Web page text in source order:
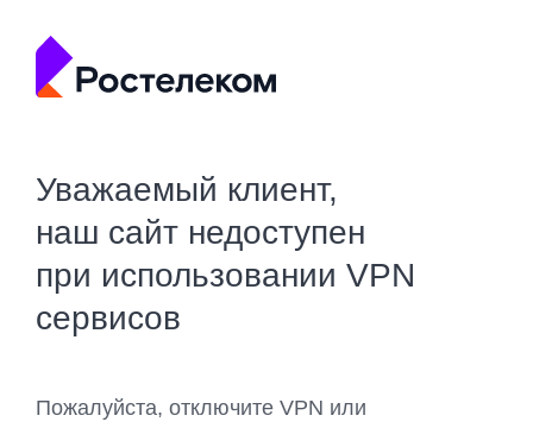
Уважаемый клиент,
наш сайт недоступен
при использовании VPN
сервисов
Пожалуйста, отключите VPN или